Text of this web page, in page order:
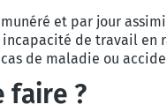
et par jour
de travail
de maladie ou
faire ?